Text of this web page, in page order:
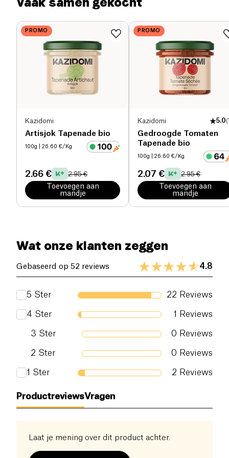
PROMO
Kazidomi
Artisjok Tapenade bio
100g | 26.60 €/Kg
2.66 € 2.95 €
Toevoegen aan
mandje
PROMO
Kazidomi 5.0(
Gedroogde Tomaten
Tapenade bio
100g | 26.60 €/Kg
2.07 € 2.95 €
Toevoegen aan
mandje
Voedingsvezels (g) 8.3 g
1.8 g
Wat onze klanten zeggen
Gebaseerd op 52 reviews 4.8
5 Ster 22 Reviews
4 Ster 1 Reviews
3 Ster 0 Reviews
2 Ster 0 Reviews
1 Ster 2 Reviews
ProductreviewsVragen
Laat je mening over dit product achter.